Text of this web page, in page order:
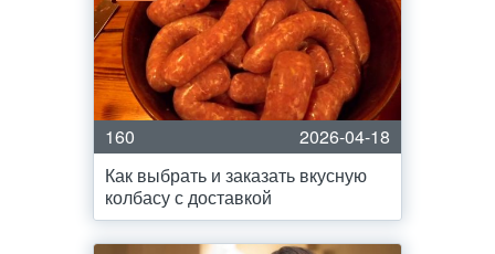
160
2026-04-18
Как выбрать и заказать вкусную
колбасу с доставкой